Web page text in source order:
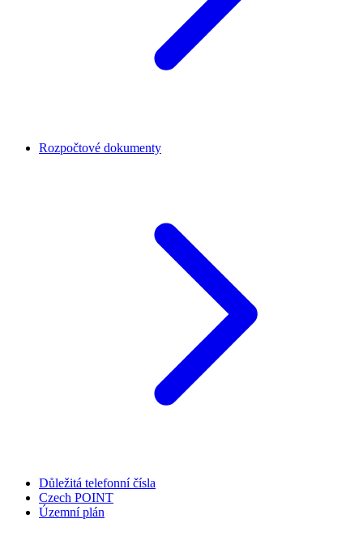
Rozpočtové dokumenty
Důležitá telefonní čísla
Czech POINT
Územní plán